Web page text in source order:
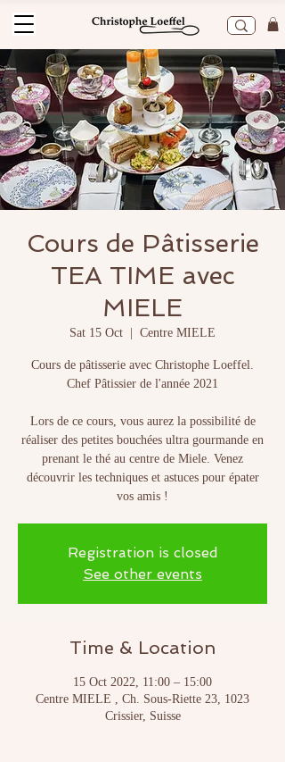
Cours de Pâtisserie
TEA TIME avec
MIELE
Sat 15 Oct
  |
Centre MIELE
Cours de pâtisserie avec Christophe Loeffel.
Chef Pâtissier de l'année 2021
Lors de ce cours, vous aurez la possibilité de
réaliser des petites bouchées ultra gourmande en
prenant le thé au centre de Miele. Venez
découvrir les techniques et astuces pour épater
Registration is closed
See other events
Time & Location
15 Oct 2022, 11:00 – 15:00
Centre MIELE , Ch. Sous-Riette 23, 1023
Crissier, Suisse